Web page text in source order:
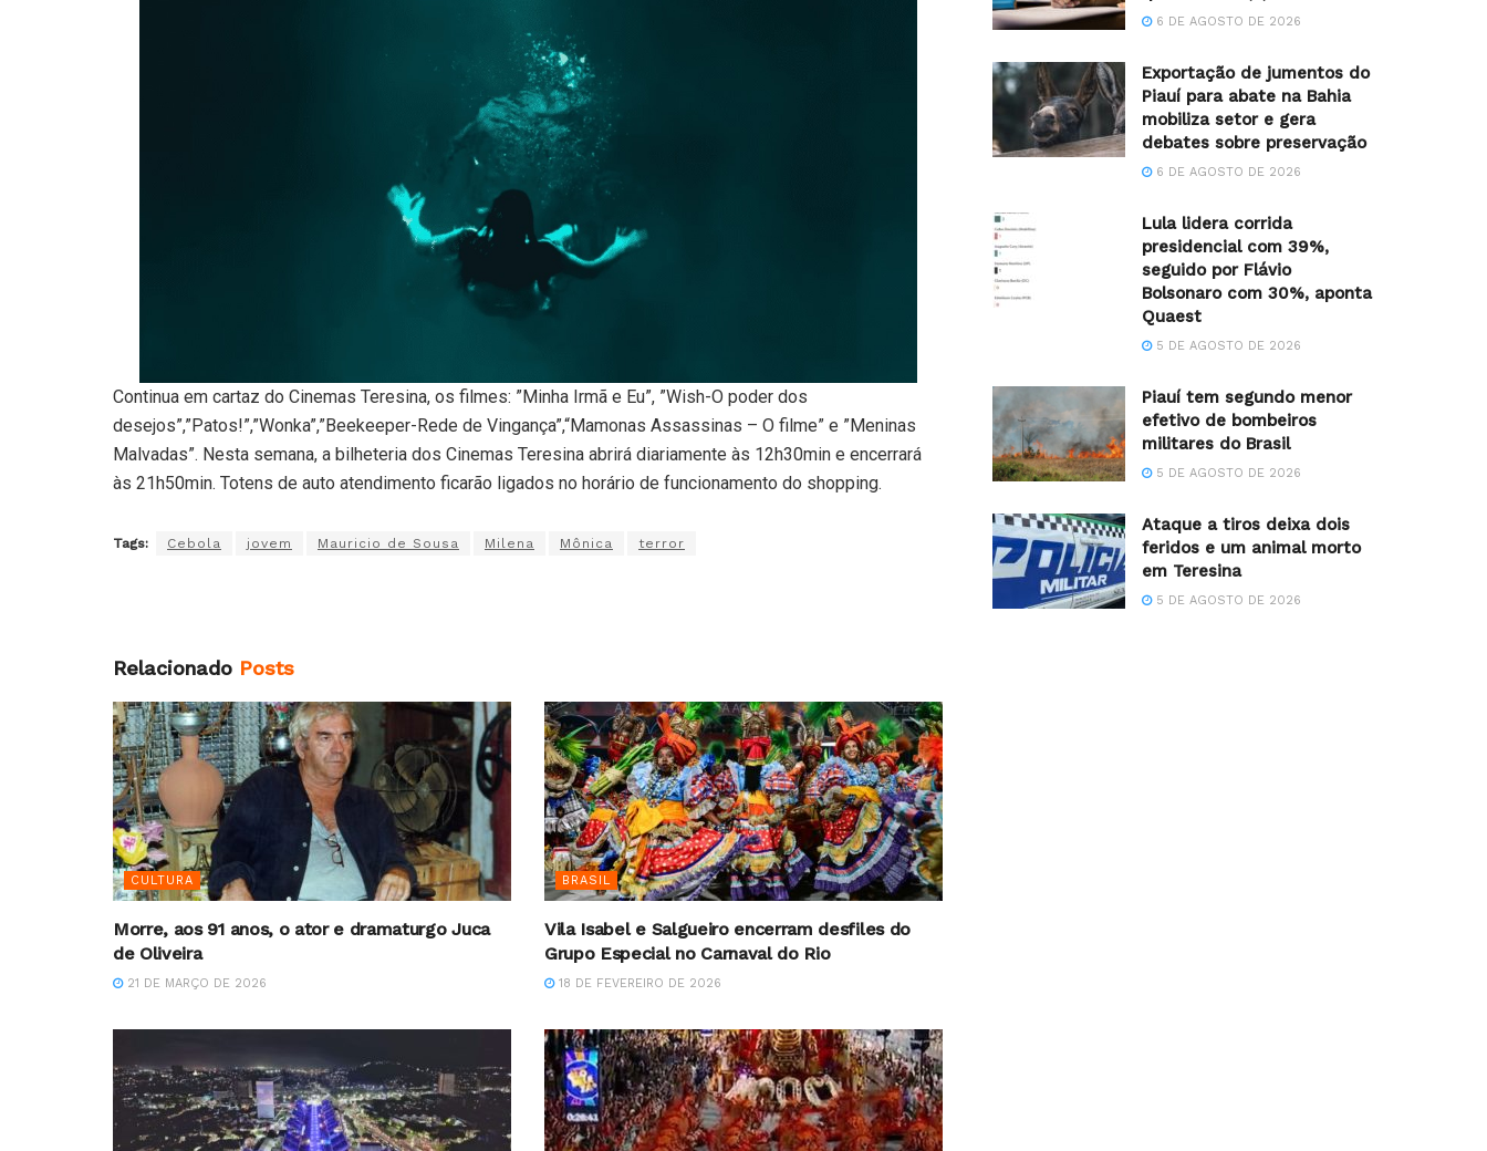
Continua em cartaz do Cinemas Teresina, os filmes: ”Minha Irmã e Eu”, ”Wish-O poder dos
desejos”,”Patos!”,”Wonka”,”Beekeeper-Rede de Vingança”,“Mamonas Assassinas – O filme” e ”Meninas
Malvadas”. Nesta semana, a bilheteria dos Cinemas Teresina abrirá diariamente às 12h30min e encerrará
às 21h50min. Totens de auto atendimento ficarão ligados no horário de funcionamento do shopping.
Tags: Cebola jovem Mauricio de Sousa Milena Mônica terror
Relacionado Posts
CULTURA
Morre, aos 91 anos, o ator e dramaturgo Juca
de Oliveira
21 DE MARÇO DE 2026
BRASIL
Vila Isabel e Salgueiro encerram desfiles do
Grupo Especial no Carnaval do Rio
18 DE FEVEREIRO DE 2026
6 DE AGOSTO DE 2026
Exportação de jumentos do
Piauí para abate na Bahia
mobiliza setor e gera
debates sobre preservação
6 DE AGOSTO DE 2026
Lula lidera corrida
presidencial com 39%,
seguido por Flávio
Bolsonaro com 30%, aponta
Quaest
5 DE AGOSTO DE 2026
Piauí tem segundo menor
efetivo de bombeiros
militares do Brasil
5 DE AGOSTO DE 2026
Ataque a tiros deixa dois
feridos e um animal morto
em Teresina
5 DE AGOSTO DE 2026